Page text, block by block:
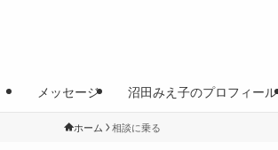
メッセージ 沼田みえ子のプロフィール
ホーム 相談に乗る